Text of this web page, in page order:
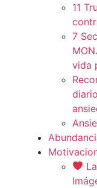
11
7
vida